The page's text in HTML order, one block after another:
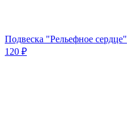
Подвеска "Рельефное сердце"
120 ₽